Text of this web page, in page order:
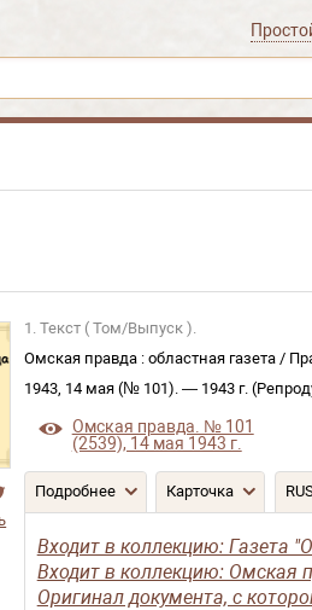
1. Текст ( Том/Выпуск ).
Омская правда : областная газета /
1943, 14 мая (№ 101). —1943 г.
Омская правда. № 101
(2539), 14 мая 1943 г.
Подробнее Карточка
Входит в коллекцию: Газета
Входит в коллекцию: Омская
Оригинал документа, с